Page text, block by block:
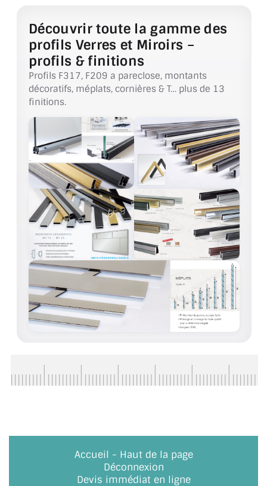
VERRE FEUILLETÉ/TREMPÉ
DALLE DE SOL EN VERRE
PORTE EN VERRE
VERRIÈRE TYPE ATELIER
VERRES TEXTURÉS
PLEXIGLAS PMMA
DOUBLE VITRAGE
ACCESSOIRES & QUINCAILLERIE
CATALOGUE DE PROFILS ET FIXATION DU
VERRE
LES FIXATIONS POUR MIROIR
CONNECTEURS ET ASSEMBLAGE DE VERRES
BOUTONS ET POIGNÉES
Découvrir toute la gamme des
profils Verres et Miroirs –
profils & finitions
Profils F317, F209 a pareclose, montants
décoratifs, méplats, cornières & T… plus de 13
finitions.
Accueil - Haut de la page
Déconnexion
Devis immédiat en ligne